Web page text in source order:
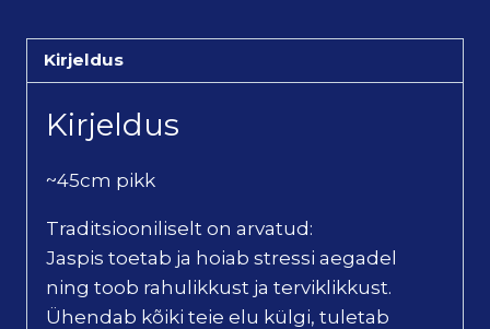
Kirjeldus
Kirjeldus
~45cm pikk
Traditsiooniliselt on arvatud:
Jaspis toetab ja hoiab stressi aegadel
ning toob rahulikkust ja terviklikkust.
Ühendab kõiki teie elu külgi, tuletab